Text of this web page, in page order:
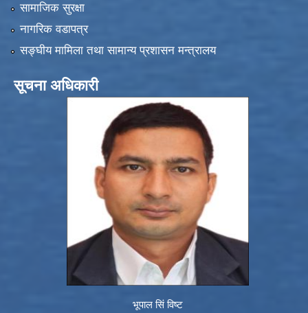
सामाजिक सुरक्षा
नागरिक वडापत्र
सङ्‍घीय मामिला तथा सामान्य प्रशासन मन्त्रालय
सूचना अधिकारी
भूपाल सिं विष्ट